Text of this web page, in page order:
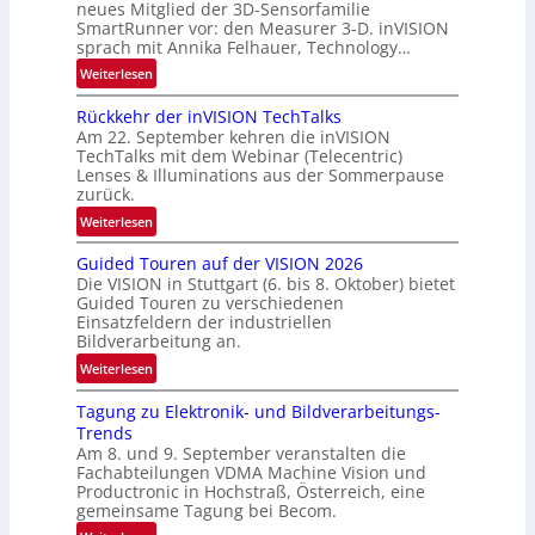
n
d
e
neues Mitglied der 3D-Sensorfamilie
SmartRunner vor: den Measurer 3-D. inVISION
sprach mit Annika Felhauer, Technology…
Weiterlesen:
U
n
b
e
g
r
e
z
t
e
M
ö
g
l
c
h
k
e
Rückkehr der inVISION TechTalks
Am 22. September kehren die inVISION
TechTalks mit dem Webinar (Telecentric)
Lenses & Illuminations aus der Sommerpause
zurück.
Weiterlesen:
R
ü
c
k
k
e
h
d
e
r
i
n
Guided Touren auf der VISION 2026
Die VISION in Stuttgart (6. bis 8. Oktober) bietet
Guided Touren zu verschiedenen
Einsatzfeldern der industriellen
Bildverarbeitung an.
Weiterlesen:
G
u
d
e
d
T
Tagung zu Elektronik- und Bildverarbeitungs-
Trends
Am 8. und 9. September veranstalten die
Fachabteilungen VDMA Machine Vision und
Productronic in Hochstraß, Österreich, eine
gemeinsame Tagung bei Becom.